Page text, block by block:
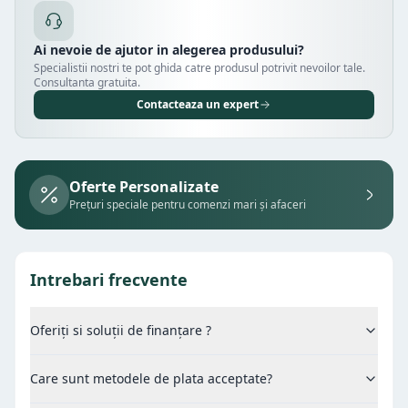
Ai nevoie de ajutor in alegerea produsului?
Specialistii nostri te pot ghida catre produsul potrivit nevoilor tale.
Consultanta gratuita.
Contacteaza un expert
Oferte Personalizate
Prețuri speciale pentru comenzi mari și afaceri
Intrebari frecvente
Oferiți si soluții de finanțare ?
Care sunt metodele de plata acceptate?